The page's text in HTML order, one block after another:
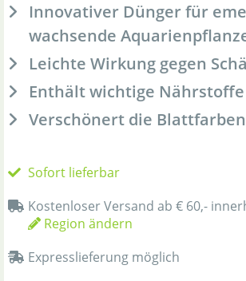
Innovativer Dünger für
wachsende
Leichte Wirkung gegen
Enthält wichtige Nährstoffe
Verschönert die Blattfarben
Sofort lieferbar
Kostenloser Versand ab € 60,-
Region ändern
Expresslieferung möglich